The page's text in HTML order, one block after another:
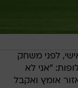
לפני משחק
"אני לא
אומץ ואקבל